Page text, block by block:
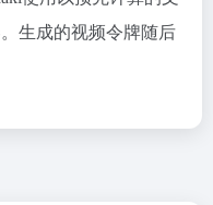
生成的视频令牌随后